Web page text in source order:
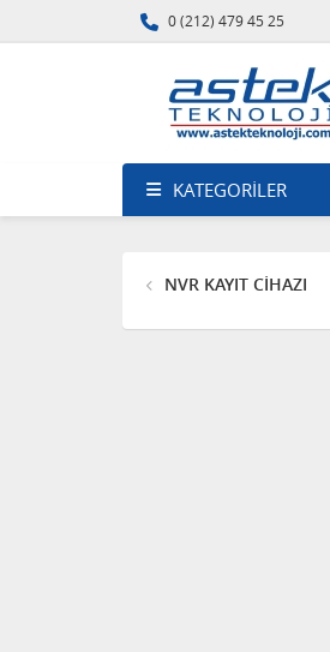
0 (212) 479 45 25
KATEGORILER
NVR KAYIT CİHAZI